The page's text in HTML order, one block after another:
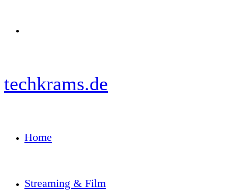
techkrams.de
Home
Streaming & Film